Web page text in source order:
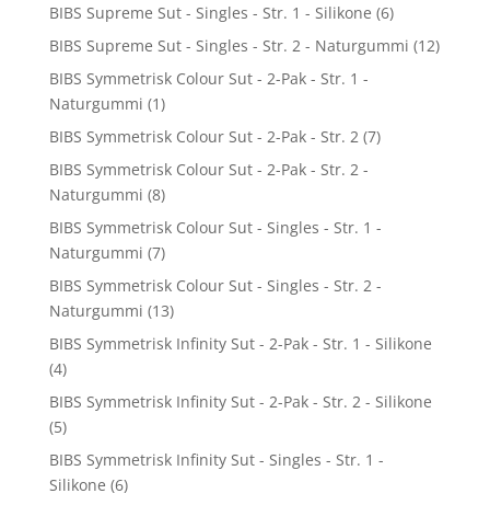
BIBS Supreme Sut - Singles - Str. 1 - Silikone (6)
BIBS Supreme Sut - Singles - Str. 2 - Naturgummi (12)
BIBS Symmetrisk Colour Sut - 2-Pak - Str. 1 -
Naturgummi (1)
BIBS Symmetrisk Colour Sut - 2-Pak - Str. 2 (7)
BIBS Symmetrisk Colour Sut - 2-Pak - Str. 2 -
Naturgummi (8)
BIBS Symmetrisk Colour Sut - Singles - Str. 1 -
Naturgummi (7)
BIBS Symmetrisk Colour Sut - Singles - Str. 2 -
Naturgummi (13)
BIBS Symmetrisk Infinity Sut - 2-Pak - Str. 1 - Silikone
(4)
BIBS Symmetrisk Infinity Sut - 2-Pak - Str. 2 - Silikone
(5)
BIBS Symmetrisk Infinity Sut - Singles - Str. 1 -
Silikone (6)